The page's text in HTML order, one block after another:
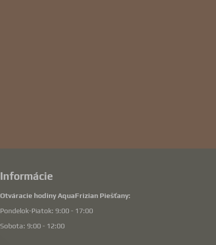
Informácie
Otváracie hodiny AquaFrizian Piešťany:
Pondelok-Piatok: 9:00 - 17:00
Sobota: 9:00 - 12:00